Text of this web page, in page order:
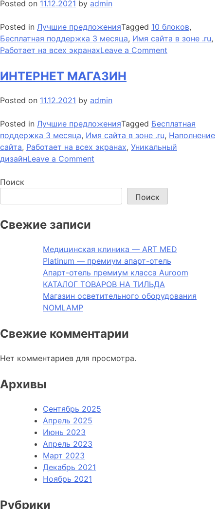
Posted on 11.12.2021 by admin
Posted in Лучшие предложенияTagged 10 блоков,
Бесплатная поддержка 3 месяца, Имя сайта в зоне .ru,
Работает на всех экранахLeave a Comment
ИНТЕРНЕТ МАГАЗИН
Posted on 11.12.2021 by admin
Posted in Лучшие предложенияTagged Бесплатная
поддержка 3 месяца, Имя сайта в зоне .ru, Наполнение
сайта, Работает на всех экранах, Уникальный
дизайнLeave a Comment
Поиск
Поиск
Свежие записи
Медицинская клиника — ART MED
Platinum — премиум апарт-отель
Апарт-отель премиум класса Auroom
КАТАЛОГ ТОВАРОВ НА ТИЛЬДА
Магазин осветительного оборудования
NOMLAMP
Свежие комментарии
Нет комментариев для просмотра.
Архивы
Сентябрь 2025
Апрель 2025
Июнь 2023
Апрель 2023
Март 2023
Декабрь 2021
Ноябрь 2021
Рубрики